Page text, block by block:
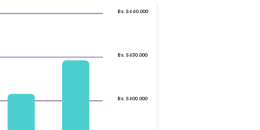
Bs.S600.000
Bs.S630.000
Bs.S660.000